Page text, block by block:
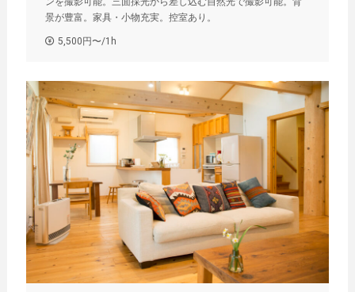
景が豊富。家具・小物充実。控室あり。
5,500円〜/1h